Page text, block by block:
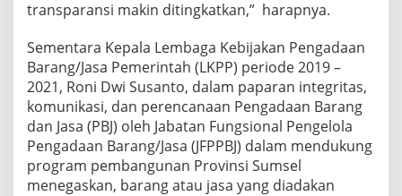
transparansi makin ditingkatkan,” harapnya.
Sementara Kepala Lembaga Kebijakan Pengadaan
Barang/Jasa Pemerintah (LKPP) periode 2019 –
2021, Roni Dwi Susanto, dalam paparan integritas,
komunikasi, dan perencanaan Pengadaan Barang
dan Jasa (PBJ) oleh Jabatan Fungsional Pengelola
Pengadaan Barang/Jasa (JFPPBJ) dalam mendukung
program pembangunan Provinsi Sumsel
menegaskan, barang atau jasa yang diadakan